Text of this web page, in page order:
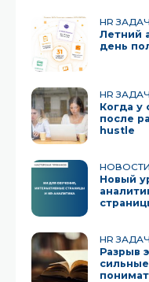
HR
Летний
день
HR
Когда у
после
hustle
Новый
HR
Разрыв